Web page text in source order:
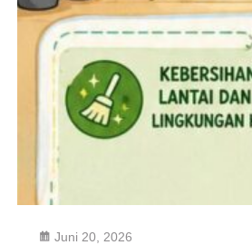
Juni 20, 2026